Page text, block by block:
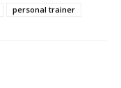
personal trainer